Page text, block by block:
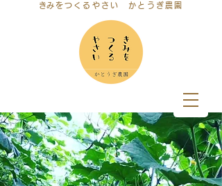
​きみをつくるやさい かとうぎ農園